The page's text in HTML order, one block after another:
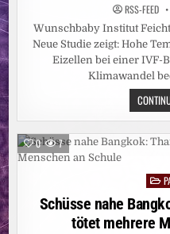
RSS-FEED
Wunschbaby Institut
Neue Studie zeigt: Hohe
Eizellen bei einer IVF-
Klimawandel
0 7
Schüsse nahe
tötet mehrere